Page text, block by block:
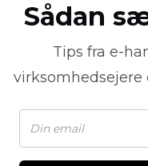
Sådan
Tips fra e-